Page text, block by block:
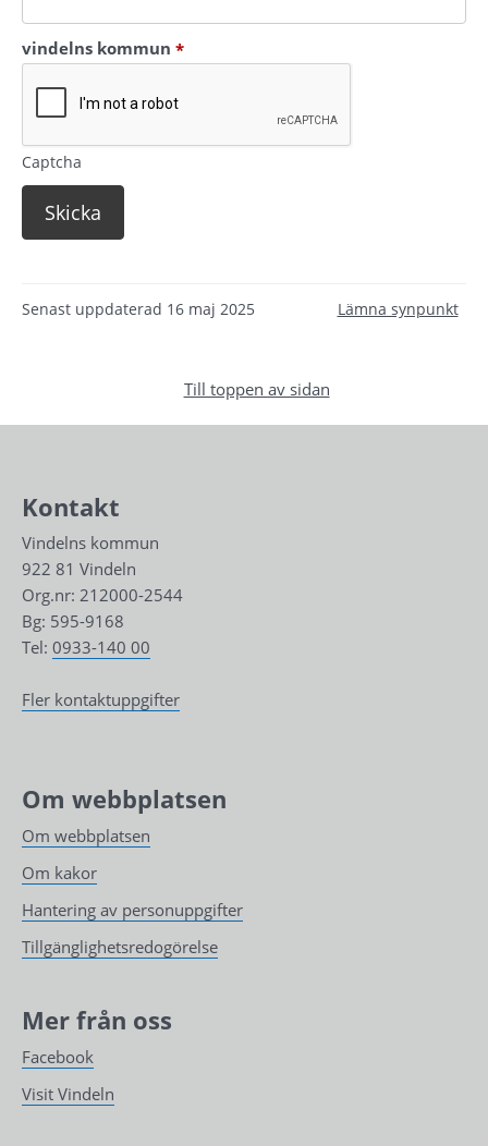
vindelns kommun *(obligatorisk)
Captcha
Senast uppdaterad 16 maj 2025 Lämna synpunkt
Till toppen av sidan
Kontakt
Vindelns kommun
922 81 Vindeln
Org.nr: 212000-2544
Bg: 595-9168
Tel: 0933-140 00
Fler kontaktuppgifter
Om webbplatsen
Om webbplatsen
Om kakor
Hantering av personuppgifter
Tillgänglighetsredogörelse
Mer från oss
Facebook
Visit Vindeln